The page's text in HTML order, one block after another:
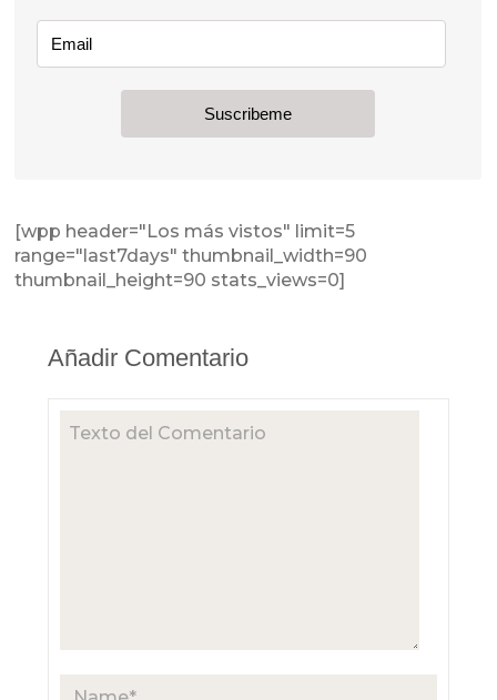
[wpp header="Los más vistos" limit=5
range="last7days" thumbnail_width=90
thumbnail_height=90 stats_views=0]
Añadir Comentario